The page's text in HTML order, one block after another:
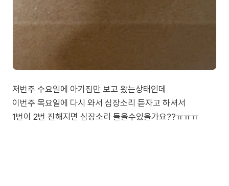
저번주 수요일에 아기집만 보고 왔는상태인데
이번주 목요일에 다시 와서 심장소리 듣자고 하셔서
1번이 2번 진해지면 심장소리 들을수있을가요??ㅠㅠㅠ